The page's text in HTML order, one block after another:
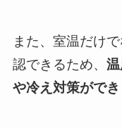
また、室温だけ
認できるため、
や冷え対策ができ